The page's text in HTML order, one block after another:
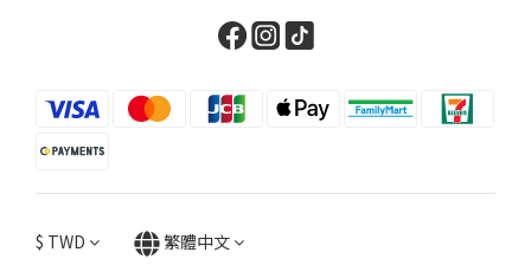
$ TWD 繁體中文